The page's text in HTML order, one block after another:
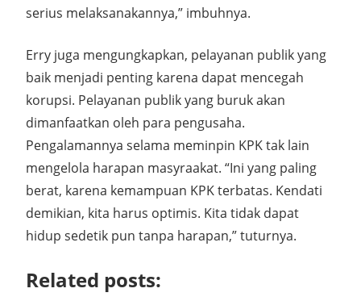
serius melaksanakannya,” imbuhnya.
Erry juga mengungkapkan, pelayanan publik yang
baik menjadi penting karena dapat mencegah
korupsi. Pelayanan publik yang buruk akan
dimanfaatkan oleh para pengusaha.
Pengalamannya selama meminpin KPK tak lain
mengelola harapan masyraakat. “Ini yang paling
berat, karena kemampuan KPK terbatas. Kendati
demikian, kita harus optimis. Kita tidak dapat
hidup sedetik pun tanpa harapan,” tuturnya.
Related posts: